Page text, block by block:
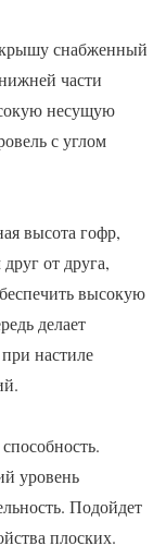
крышу снабженный
части
несущую
с углом
высота гофр,
от друга,
высокую
делает
настиле
уровень
Подойдет
плоских.